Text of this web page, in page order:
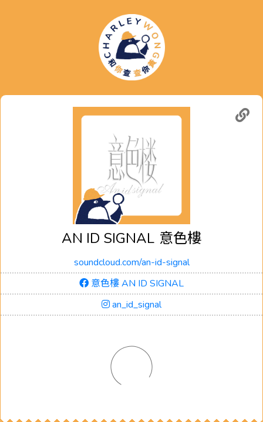
AN ID SIGNAL 意色樓
soundcloud.com/an-id-signal
意色樓 AN ID SIGNAL
an_id_signal